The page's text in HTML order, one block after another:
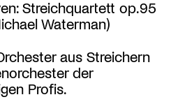
Streichquartett op.95
Waterman)
aus Streichern
der
Profis.